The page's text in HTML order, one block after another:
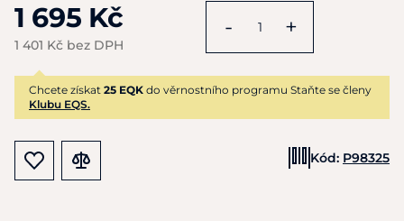
1 695 Kč
1 401 Kč bez DPH
- +
Chcete získat 25 EQK do věrnostního programu Staňte se členy
Klubu EQS.
Kód: P98325